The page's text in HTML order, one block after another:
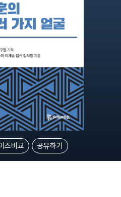
즈비교 공유하기